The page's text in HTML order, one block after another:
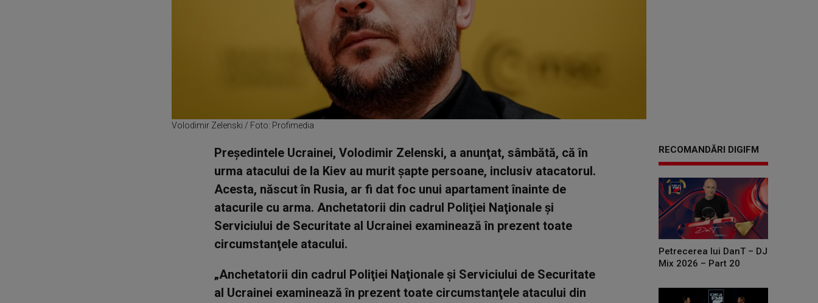
Volodimir Zelenski / Foto: Profimedia
Preşedintele Ucrainei, Volodimir Zelenski, a anunţat, sâmbătă, că în
urma atacului de la Kiev au murit şapte persoane, inclusiv atacatorul.
Acesta, născut în Rusia, ar fi dat foc unui apartament înainte de
atacurile cu arma. Anchetatorii din cadrul Poliţiei Naţionale şi
Serviciului de Securitate al Ucrainei examinează în prezent toate
circumstanţele atacului.
„Anchetatorii din cadrul Poliţiei Naţionale şi Serviciului de Securitate
al Ucrainei examinează în prezent toate circumstanţele atacului din
RECOMANDĂRI DIGIFM
Petrecerea lui DanT – DJ
Mix 2026 – Part 20